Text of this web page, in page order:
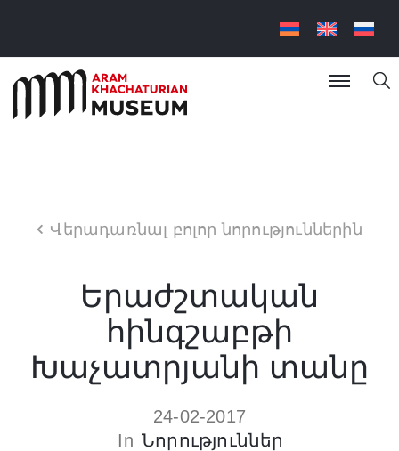
Վերադառնալ բոլոր նորություններին
Երաժշտական
հինգշաբթի
Խաչատրյանի տանը
24-02-2017
In Նորություններ